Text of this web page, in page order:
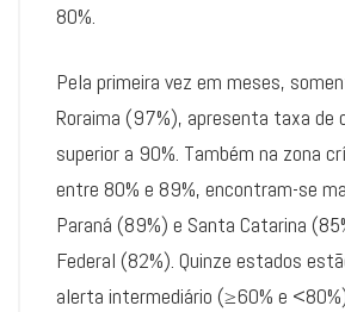
80%.
Pela primeira vez em meses,
Roraima (97%), apresenta taxa de
superior a 90%. Também na zona
entre 80% e 89%, encontram-se
Paraná (89%) e Santa Catarina
Federal (82%). Quinze estados
alerta intermediário (≥60% e